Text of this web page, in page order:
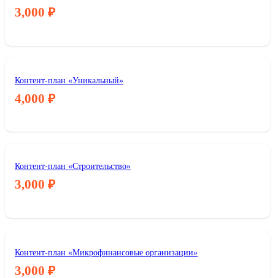
3,000 ₽
Контент-план «Уникальный»
4,000 ₽
Контент-план «Строительство»
3,000 ₽
Контент-план «Микрофинансовые организации»
3,000 ₽